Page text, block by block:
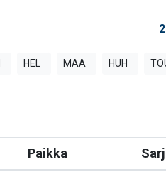
HEL MAA HUH
Paikka